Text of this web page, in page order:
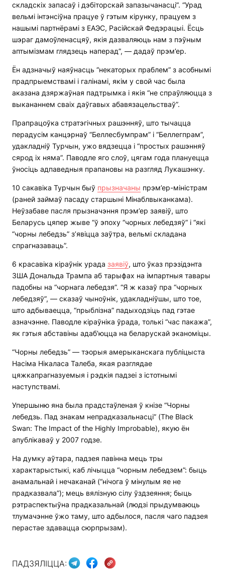
складскіх запасаў і дэбіторскай запазычанасці”. “Урад
вельмі інтэнсіўна працуе ў гэтым кірунку, працуем з
нашымі партнёрамі з ЕАЭС, Расійскай Федэрацыі. Ёсць
шэраг дамоўленасцяў, якія дазваляюць нам з пэўным
аптымізмам глядзець наперад”, — дадаў прэм’ер.
Ён адзначыў наяўнасць “некаторых праблем” з асобнымі
прадпрыемствамі і галінамі, якім у свой час была
аказана дзяржаўная падтрымка і якія “не спраўляюцца з
выкананнем сваіх даўгавых абавязацельстваў”.
Прапрацоўка стратэгічных рашэнняў, што тычацца
перадусім канцэрнаў “Беллесбумпрам” і “Беллегпрам”,
удакладніў Турчын, ужо вядзецца і “простых рашэнняў
сярод іх няма”. Паводле яго слоў, цягам года плануецца
ўносіць адпаведныя прапановы на разгляд Лукашэнку.
10 сакавіка Турчын быў прызначаны прэм’ер-міністрам
(раней займаў пасаду старшыні Мінаблвыканкама).
Неўзабаве пасля прызначэння прэм’ер заявіў, што
Беларусь цяпер жыве “ў эпоху “чорных лебедзяў” і “які
“чорны лебедзь” з’явіцца заўтра, вельмі складана
спрагназаваць”.
6 красавіка кіраўнік урада заявіў, што ўказ прэзідэнта
ЗША Дональда Трампа аб тарыфах на імпартныя тавары
падобны на “чорнага лебедзя”. “Я ж казаў пра “чорных
лебедзяў”, — сказаў чыноўнік, удакладніўшы, што тое,
што адбываецца, “прыблізна” падыходзіць пад гэтае
азначэнне. Паводле кіраўніка ўрада, толькі “час пакажа”,
як гэтыя абставіны адаб’юцца на беларускай эканоміцы.
“Чорны лебедзь” — тэорыя амерыканскага публіцыста
Насіма Нікаласа Талеба, якая разглядае
цяжкапрагназуемыя і рэдкія падзеі з істотнымі
наступствамі.
Упершыню яна была прадстаўленая ў кнізе “Чорны
лебедзь. Пад знакам непрадказальнасці” (The Black
Swan: The Impact of the Highly Improbable), якую ён
апублікаваў у 2007 годзе.
На думку аўтара, падзея павінна мець тры
характарыстыкі, каб лічыцца “чорным лебедзем”: быць
анамальнай і нечаканай (“нічога ў мінулым яе не
прадказвала”); мець вялізную сілу ўздзеяння; быць
рэтраспектыўна прадказальнай (людзі прыдумваюць
тлумачэнне ўжо таму, што адбылося, пасля чаго падзея
перастае здавацца сюрпрызам).
ПАДЗЯЛІЦЦА: